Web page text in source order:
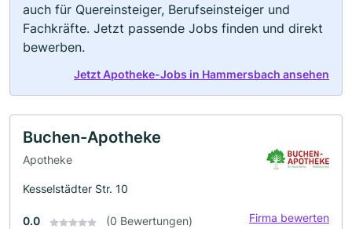
auch für Quereinsteiger, Berufseinsteiger und
Fachkräfte. Jetzt passende Jobs finden und direkt
bewerben.
Jetzt Apotheke-Jobs in Hammersbach ansehen
Buchen-Apotheke
Apotheke
Kesselstädter Str. 10
0.0 (0 Bewertungen) Firma bewerten